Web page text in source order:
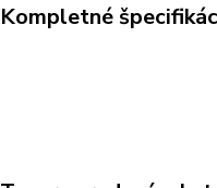
Kompletné